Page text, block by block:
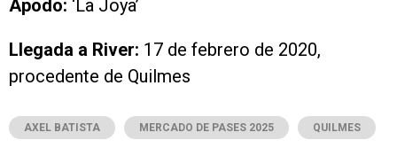
Apodo: ‘La Joya’
Llegada a River: 17 de febrero de 2020,
procedente de Quilmes
AXEL BATISTA MERCADO DE PASES 2025 QUILMES